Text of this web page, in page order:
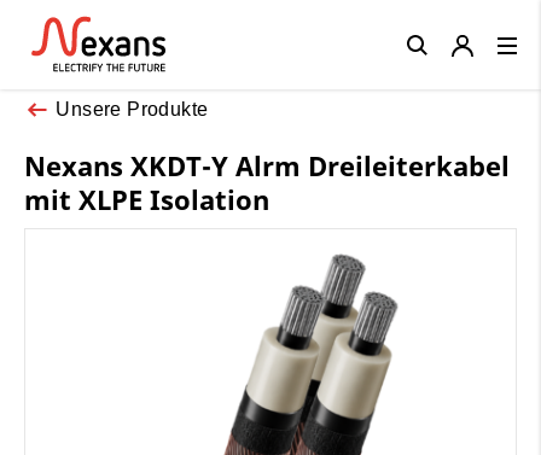
Unsere Produkte
Nexans XKDT-Y Alrm Dreileiterkabel
mit XLPE Isolation
Close